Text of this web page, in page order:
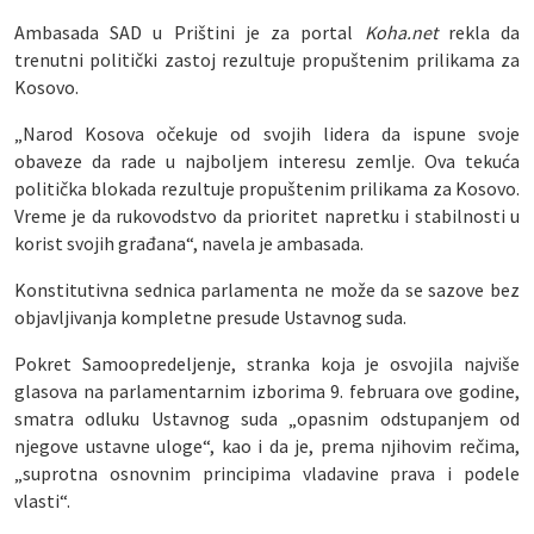
Ambasada SAD u Prištini je za portal Koha.net rekla da
trenutni politički zastoj rezultuje propuštenim prilikama za
Kosovo.
„Narod Kosova očekuje od svojih lidera da ispune svoje
obaveze da rade u najboljem interesu zemlje. Ova tekuća
politička blokada rezultuje propuštenim prilikama za Kosovo.
Vreme je da rukovodstvo da prioritet napretku i stabilnosti u
korist svojih građana“, navela je ambasada.
Konstitutivna sednica parlamenta ne može da se sazove bez
objavljivanja kompletne presude Ustavnog suda.
Pokret Samoopredeljenje, stranka koja je osvojila najviše
glasova na parlamentarnim izborima 9. februara ove godine,
smatra odluku Ustavnog suda „opasnim odstupanjem od
njegove ustavne uloge“, kao i da je, prema njihovim rečima,
„suprotna osnovnim principima vladavine prava i podele
vlasti“.